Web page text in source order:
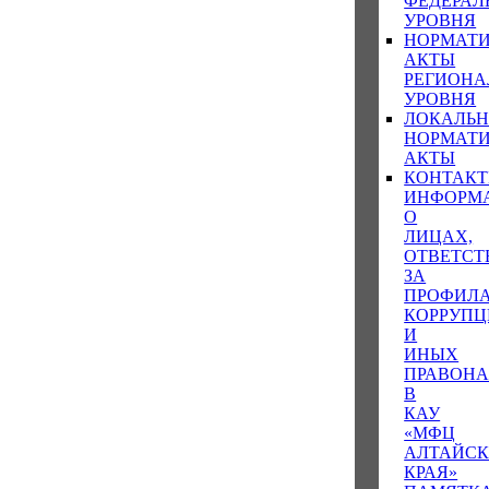
УРОВНЯ
АКТЫ
УРОВНЯ
АКТЫ
О
ЛИЦАХ,
ЗА
И
ИНЫХ
В
КАУ
«МФЦ
КРАЯ»